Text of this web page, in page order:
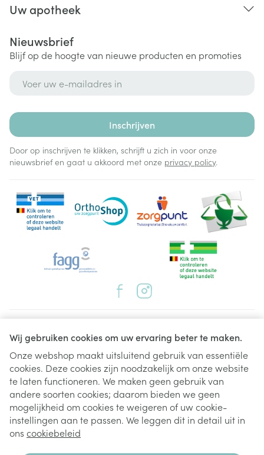
Wij gebruiken cookies om uw ervaring beter te maken.
Onze webshop maakt uitsluitend gebruik van essentiële
cookies. Deze cookies zijn noodzakelijk om onze website
te laten functioneren. We maken geen gebruik van
andere soorten cookies; daarom bieden we geen
mogelijkheid om cookies te weigeren of uw cookie-
instellingen aan te passen. We leggen dit in detail uit in
ons cookiebeleid
Uw apotheek
Nieuwsbrief
Blijf op de hoogte van nieuwe producten en promoties
Inschrijven
Door op inschrijven te klikken, schrijft u zich in voor onze
nieuwsbrief en gaat u akkoord met onze privacy policy.
Juridische links